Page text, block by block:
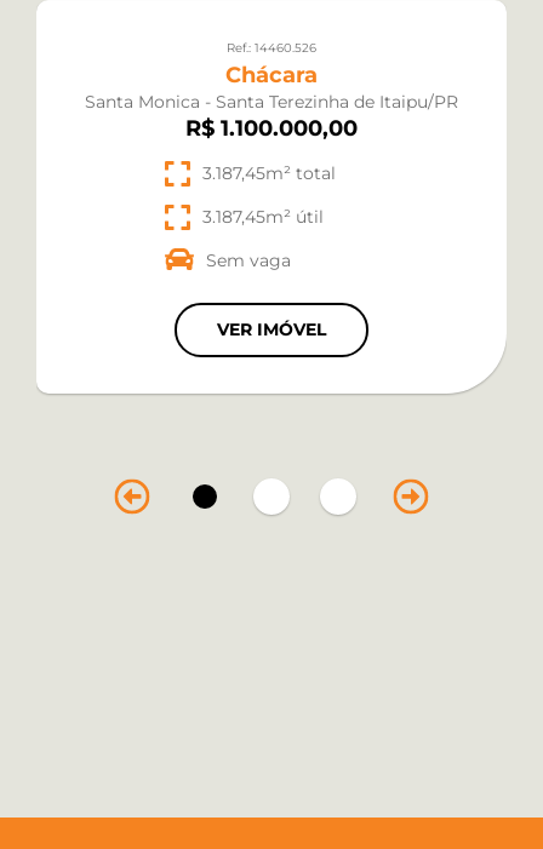
Ref.: 14460.526
Chácara
Santa Monica - Santa Terezinha de Itaipu/PR
R$ 1.100.000,00
3.187,45m² total
3.187,45m² útil
Sem vaga
VER IMÓVEL